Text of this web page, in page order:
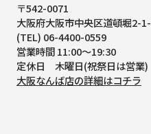
〒542-0071
大阪府大阪市中央区道頓堀2-
(TEL) 06-4400-0559
営業時間 11:00～19:30
定休日 木曜日(祝祭日は営業)
大阪なんば店の詳細はコチラ